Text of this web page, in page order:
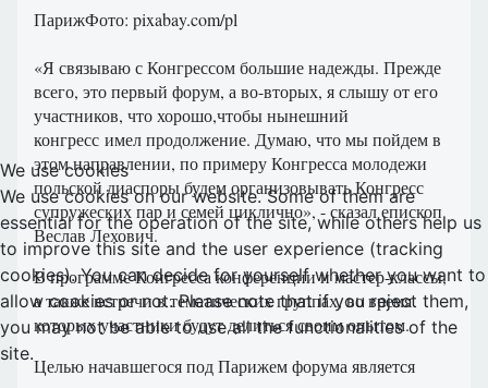
ПарижФото: pixabay.com/pl
«Я связываю с Конгрессом большие надежды. Прежде
всего, это первый форум, а во-вторых, я слышу от его
участников, что хорошо,чтобы нынешний
конгресс имел продолжение. Думаю, что мы пойдем в
этом направлении, по примеру Конгресса молодежи
польской диаспоры будем организовывать Конгресс
супружеских пар и семей циклично», - сказал епископ
Веслав Лехович.
В программе Конгресса конференции и мастер-классы,
а также встречи в тематических группах, во время
которых участники будут делиться своим опытом.
Целью начавшегося под Парижем форума является
We use cookies
We use cookies on our website. Some of them are
essential for the operation of the site, while others help us
to improve this site and the user experience (tracking
cookies). You can decide for yourself whether you want to
allow cookies or not. Please note that if you reject them,
you may not be able to use all the functionalities of the
site.